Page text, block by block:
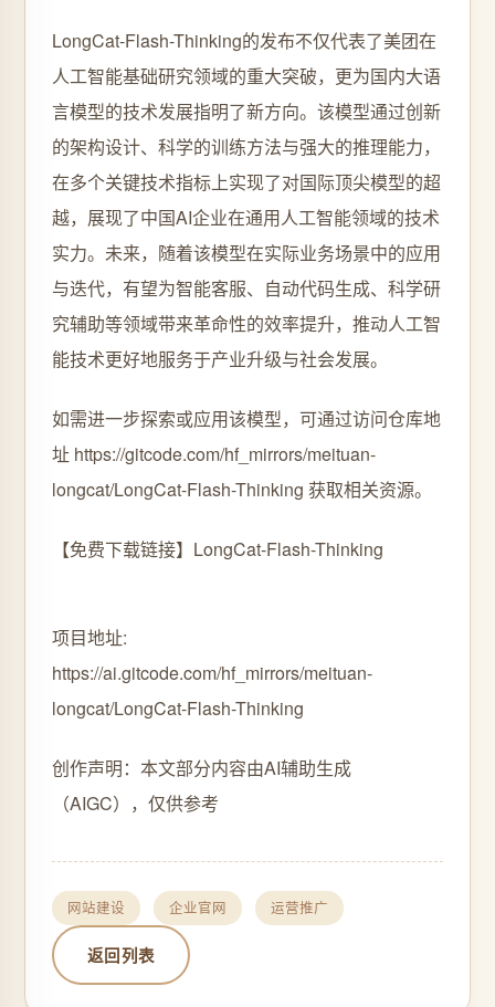
LongCat-Flash-Thinking的发布不仅代表了美团在
人工智能基础研究领域的重大突破，更为国内大语
言模型的技术发展指明了新方向。该模型通过创新
的架构设计、科学的训练方法与强大的推理能力，
在多个关键技术指标上实现了对国际顶尖模型的超
越，展现了中国AI企业在通用人工智能领域的技术
实力。未来，随着该模型在实际业务场景中的应用
与迭代，有望为智能客服、自动代码生成、科学研
究辅助等领域带来革命性的效率提升，推动人工智
能技术更好地服务于产业升级与社会发展。
如需进一步探索或应用该模型，可通过访问仓库地
址 https://gitcode.com/hf_mirrors/meituan-
longcat/LongCat-Flash-Thinking 获取相关资源。
【免费下载链接】LongCat-Flash-Thinking
项目地址:
https://ai.gitcode.com/hf_mirrors/meituan-
longcat/LongCat-Flash-Thinking
创作声明：本文部分内容由AI辅助生成
（AIGC），仅供参考
网站建设 企业官网 运营推广
返回列表